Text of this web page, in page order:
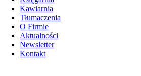
Kawiarnia
Tłumaczenia
O Firmie
Aktualności
Newsletter
Kontakt